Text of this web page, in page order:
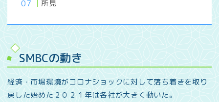
所見
SMBCの動き
経済・市場環境がコロナショックに対して落ち着きを取り
戻した始めた２０２１年は各社が大きく動いた。